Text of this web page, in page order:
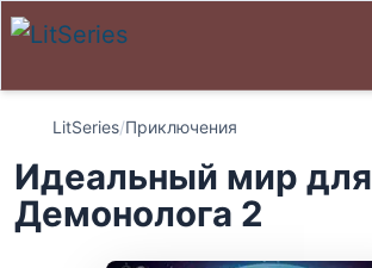
LitSeries/Приключения
Идеальный мир для
Демонолога 2